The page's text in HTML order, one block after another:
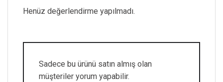
Henüz değerlendirme yapılmadı.
Sadece bu ürünü satın almış olan
müşteriler yorum yapabilir.